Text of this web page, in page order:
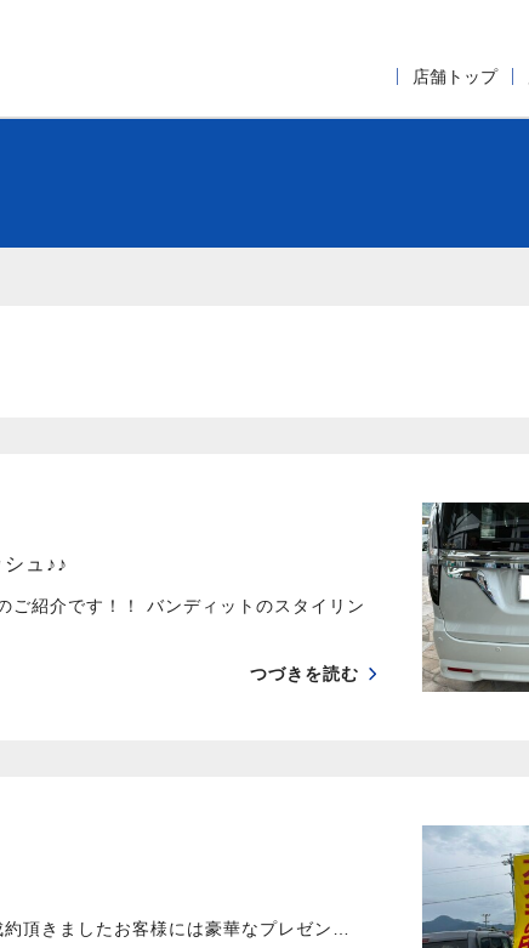
店舗トップ
ュ♪♪
ご紹介です！！ バンディットのスタイリン
つづきを読む
頂きましたお客様には豪華なプレゼン…